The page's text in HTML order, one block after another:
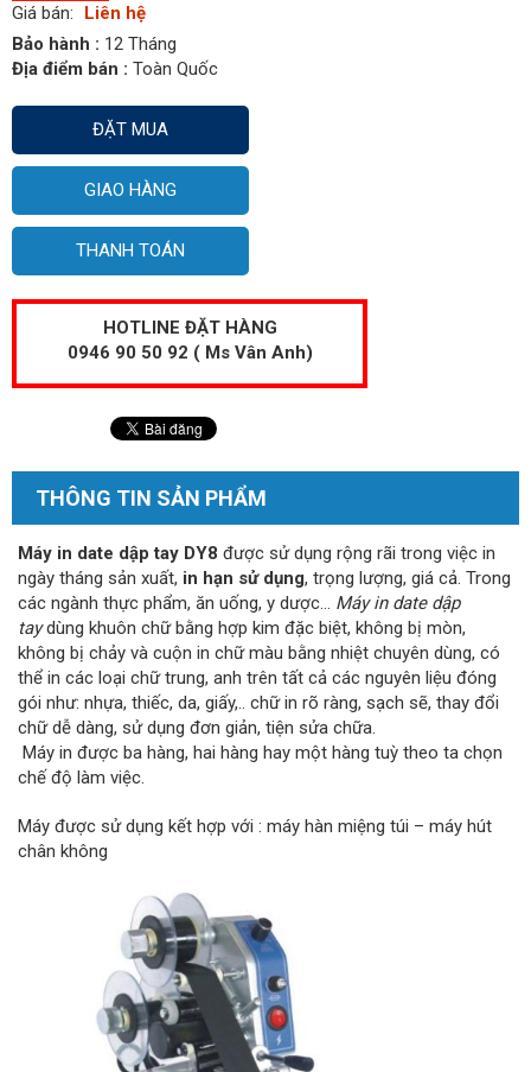
Giá bán:
Liên hệ
Bảo hành : 12 Tháng
Địa điểm bán : Toàn Quốc
ĐẶT MUA
GIAO HÀNG
THANH TOÁN
HOTLINE ĐẶT HÀNG
0946 90 50 92 ( Ms Vân Anh)
THÔNG TIN SẢN PHẨM
Máy in date dập tay DY8 được sử dụng rộng rãi trong việc in
ngày tháng sản xuất, in hạn sử dụng, trọng lượng, giá cả. Trong
các ngành thực phẩm, ăn uống, y dược… Máy in date dập
taydùng khuôn chữ bằng hợp kim đặc biệt, không bị mòn,
không bị chảy và cuộn in chữ màu bằng nhiệt chuyên dùng, có
thể in các loại chữ trung, anh trên tất cả các nguyên liệu đóng
gói như: nhựa, thiếc, da, giấy,.. chữ in rõ ràng, sạch sẽ, thay đổi
chữ dễ dàng, sử dụng đơn giản, tiện sửa chữa.
Máy in được ba hàng, hai hàng hay một hàng tuỳ theo ta chọn
chế độ làm việc.
Máy được sử dụng kết hợp với : máy hàn miệng túi – máy hút
chân không